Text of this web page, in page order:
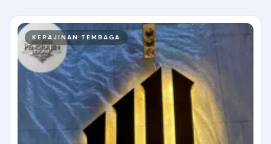
KERAJINAN TEMBAGA